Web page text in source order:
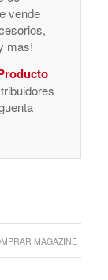
vende
mas!
MAGAZINE